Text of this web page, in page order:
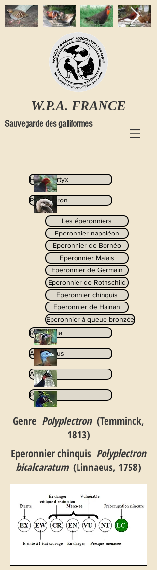
W.P.A. FRANCE
Sauvegarde des galliformes
Haematortyx
Polyplectron
Les éperonniers
Eperonnier napoléon
Eperonnier de Bornéo
Eperonnier Malais
Eperonnier de Germain
Eperonnier de Rothschild
Eperonnier chinquis
Eperonnier de Hainan
Eperonnier à queue bronzée
Rheinardia
Argusianus
Afropavo
Pavo
Genre Polyplectron(Temminck,
1813)
Eperonnier chinquis Polyplectron
bicalcaratum(Linnaeus, 1758)